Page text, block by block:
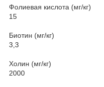
Фолиевая кислота (мг/кг)
15
Биотин (мг/кг)
3,3
Холин (мг/кг)
2000